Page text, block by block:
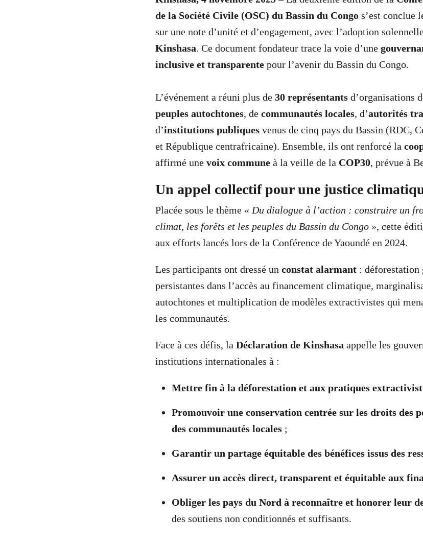
de la Société Civile (OSC) du Bassin du Congo s’est conclue
sur une note d’unité et d’engagement, avec l’adoption
Kinshasa. Ce document fondateur trace la voie d’une
inclusive et transparente pour l’avenir du Bassin du Congo.
L’événement a réuni plus de 30 représentants d’organisations
peuples autochtones, de communautés locales, d’autorités
d’institutions publiques venus de cinq pays du Bassin (RDC,
et République centrafricaine). Ensemble, ils ont renforcé la
affirmé une voix commune à la veille de la COP30, prévue à
Un appel collectif pour une justice
Placée sous le thème « Du dialogue à l’action : construire un
climat, les forêts et les peuples du Bassin du Congo », cette
aux efforts lancés lors de la Conférence de Yaoundé en 2024.
Les participants ont dressé un constat alarmant : déforestation
persistantes dans l’accès au financement climatique,
autochtones et multiplication de modèles extractivistes qui
les communautés.
Face à ces défis, la Déclaration de Kinshasa appelle les
institutions internationales à :
Mettre fin à la déforestation et aux pratiques
Promouvoir une conservation centrée sur les droits des
des communautés locales ;
Garantir un partage équitable des bénéfices issus des
Assurer un accès direct, transparent et équitable aux
Obliger les pays du Nord à reconnaître et honorer leur
des soutiens non conditionnés et suffisants.